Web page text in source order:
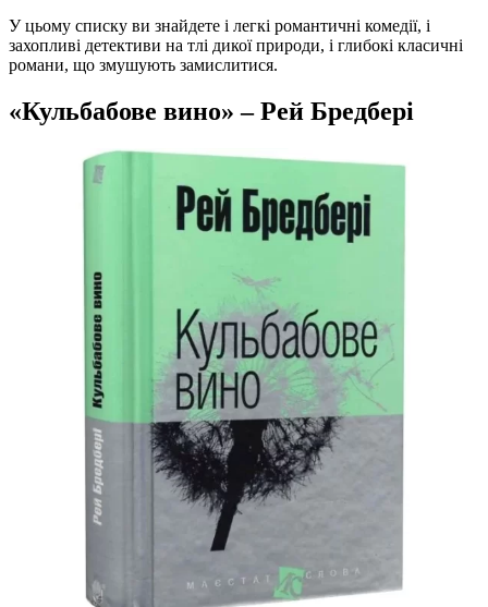
У цьому списку ви знайдете і легкі романтичні комедії, і
захопливі детективи на тлі дикої природи, і глибокі класичні
романи, що змушують замислитися.
«Кульбабове вино» – Рей Бредбері